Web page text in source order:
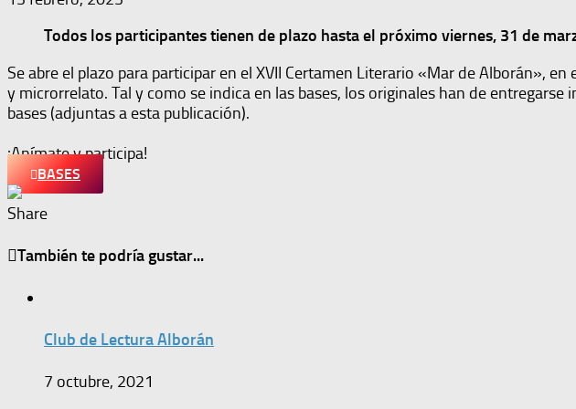
Todos los participantes tienen de plazo hasta el próximo viernes, 31 de
Se abre el plazo para participar en el XVII Certamen Literario «Mar de Alborán»,
y microrrelato. Tal y como se indica en las bases, los originales han de
bases (adjuntas a esta publicación).
¡Anímate y participa!
BASES
Share
También te podría gustar...
Club de Lectura Alborán
7 octubre, 2021